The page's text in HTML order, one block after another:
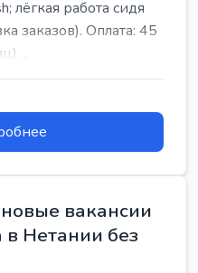
лёгкая работа сидя
заказов). Оплата: 45
...
вакансии
в Нетании без